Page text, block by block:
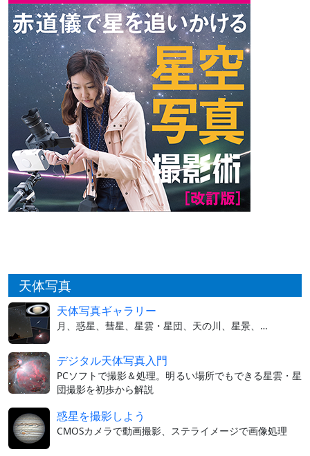
天体写真
天体写真ギャラリー
月、惑星、彗星、星雲・星団、天の川、星景、…
デジタル天体写真入門
PCソフトで撮影＆処理。明るい場所でもできる星雲・星
団撮影を初歩から解説
惑星を撮影しよう
CMOSカメラで動画撮影、ステライメージで画像処理